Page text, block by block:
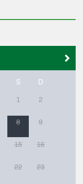
S D
1 2
8 9
15 16
22 23